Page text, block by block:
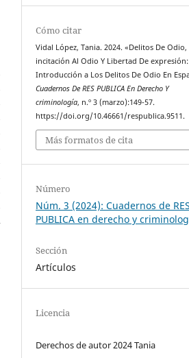
Cómo citar
Vidal López, Tania. 2024. «Delitos De Odio,
incitación Al Odio Y Libertad De expresión:
Introducción a Los Delitos De Odio En
Cuadernos De RES PUBLICA En Derecho Y
criminología, n.º 3 (marzo):149-57.
https://doi.org/10.46661/respublica.9511.
Más formatos de cita
Número
Núm. 3 (2024): Cuadernos de
PUBLICA en derecho y
Sección
Artículos
Licencia
Derechos de autor 2024 Tania